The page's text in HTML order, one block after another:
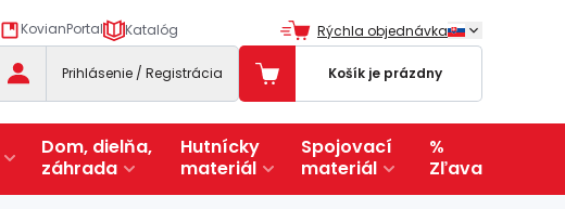
KovianPortal Katalóg Rýchla objednávka
Prihlásenie / Registrácia Košík je prázdny
Dom, dielňa,
záhrada
Hutnícky
materiál
Spojovací
materiál
%
Zľava